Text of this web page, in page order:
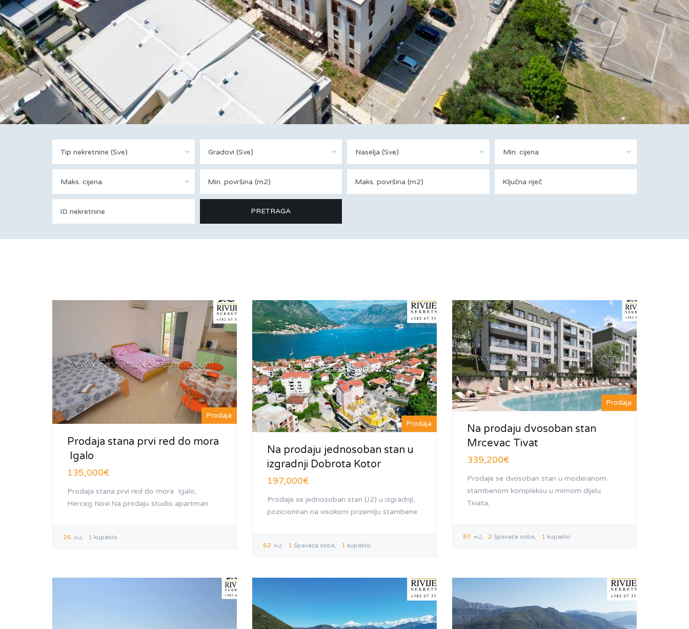
Tip nekretnine (Sve) Gradovi (Sve) Naselja (Sve) Min. cijena
Maks. cijena
Prodaja
Prodaja stana prvi red do mora
Igalo
135,000€
Prodaja stana prvi red do mora Igalo,
Herceg Novi.Na prodaju studio apartman
26 m2 1 kupatilo
Prodaja
Na prodaju jednosoban stan u
izgradnji Dobrota Kotor
197,000€
Prodaje se jednosoban stan (J2) u izgradnji,
pozicioniran na visokom prizemlju stambene
62 m2 1 Spavaća soba 1 kupatilo
Prodaja
Na prodaju dvosoban stan
Mrcevac Tivat
339,200€
Prodaje se dvosoban stan u moderanom
stambenom kompleksu u mirnom dijelu
Tivata,
87 m2 2 Spavaće sobe 1 kupatilo